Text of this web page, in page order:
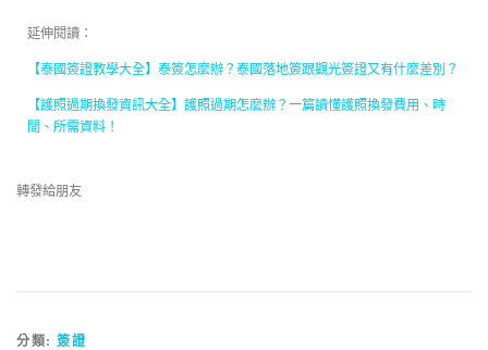
延伸閱讀：
【泰國簽證教學大全】泰簽怎麼辦？泰國落地簽跟觀光簽證又有什麼差別？
【護照過期換發資訊大全】護照過期怎麼辦？一篇讀懂護照換發費用、時
間、所需資料！
轉發給朋友
分類: 簽證